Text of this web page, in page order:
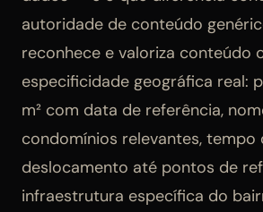
autoridade de conteúdo
reconhece e valoriza conteúdo
especificidade geográfica real:
m² com data de referência,
condomínios relevantes, tempo
deslocamento até pontos de
infraestrutura específica do